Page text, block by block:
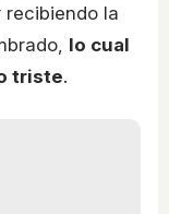
recibiendo la
lo cual
triste.